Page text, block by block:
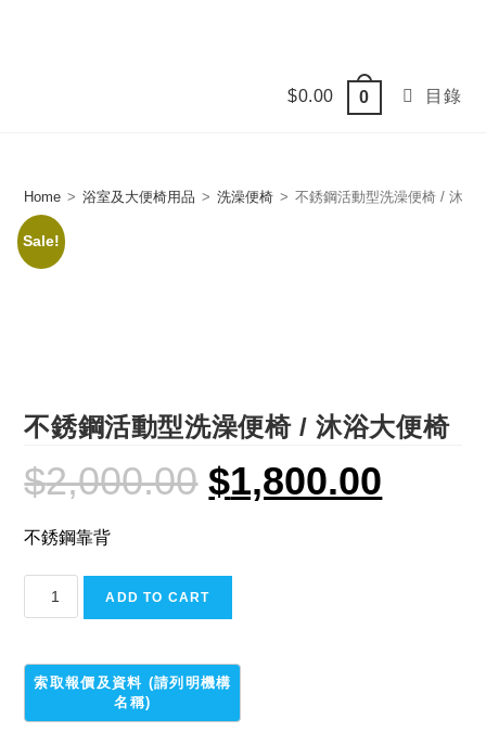
$0.00 0 目錄
Home > 浴室及大便椅用品 > 洗澡便椅 > 不銹鋼活動型洗澡便椅 / 沐浴
Sale!
不銹鋼活動型洗澡便椅 / 沐浴大便椅
$2,000.00
Original
price
was:
$1,800.00is:
不銹鋼靠背
銹
活
動
型
ADD TO CART